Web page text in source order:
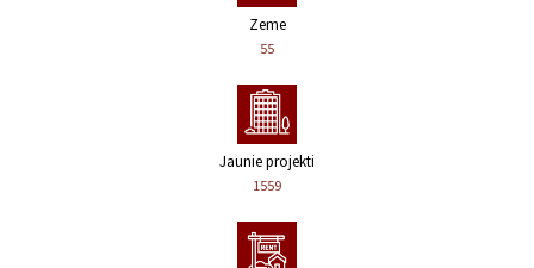
Zeme
55
Jaunie projekti
1559